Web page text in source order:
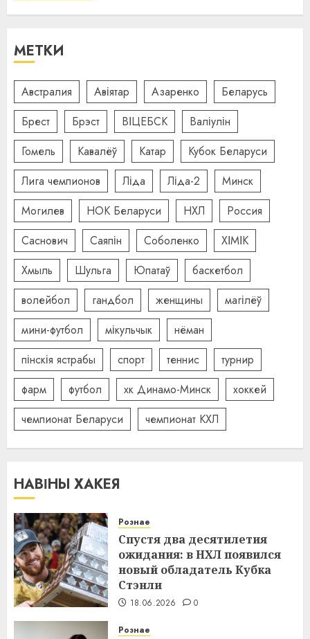
МЕТКИ
Австралия Авіятар Азаренко
Беларусь
Брест
Брэст ВІЦЕБСК
Валіулін
Гомель
Кавалёў Катар
Кубок Беларуси
Лига чемпионов
Ліда Ліда-2
Минск
Могилев
НОК Беларуси НХЛ
Россия
Саснович
Саяпін Соболенко
ХІМІК
Хмыль
Шульга Юпатаў
баскетбол
волейбол
гандбол женщины
магілёў
мини-футбол
мікульчык
нёман
пінскія ястрабы
спорт теннис
турнир
фарм
футбол хк Динамо-Минск
хоккей
чемпионат Беларуси
чемпионат КХЛ
НАВІНЫ ХАКЕЯ
Рознае
Спустя два десятилетия
ожидания: в НХЛ появился
новый обладатель Кубка
Стэнли
18.06.2026 0
Рознае